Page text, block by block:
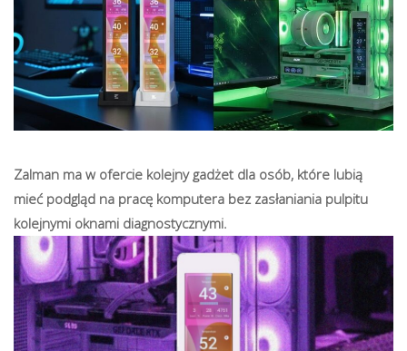
Zalman ma w ofercie kolejny gadżet dla osób, które lubią
mieć podgląd na pracę komputera bez zasłaniania pulpitu
kolejnymi oknami diagnostycznymi.